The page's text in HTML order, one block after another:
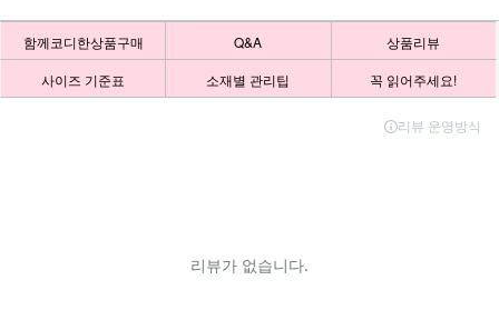
함께코디한상품구매 Q&A
상품리뷰
사이즈 기준표
소재별 관리팁 꼭 읽어주세요!